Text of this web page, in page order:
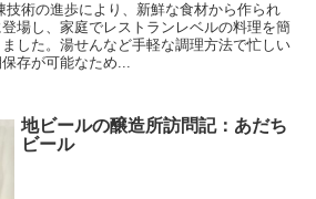
技術の進歩により、新鮮な食材から作られ
場し、家庭でレストランレベルの料理を簡
した。湯せんなど手軽な調理方法で忙しい
存が可能なため...
地ビールの醸造所訪問記：あだち
ビール